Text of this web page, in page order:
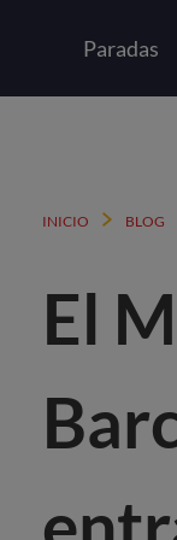
Paradas
INICIO BLOG
El